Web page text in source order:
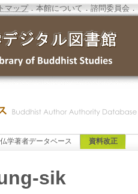
マップ．本館について ．諮問委員会 ．
仏学著者データベース 資料改正
sik